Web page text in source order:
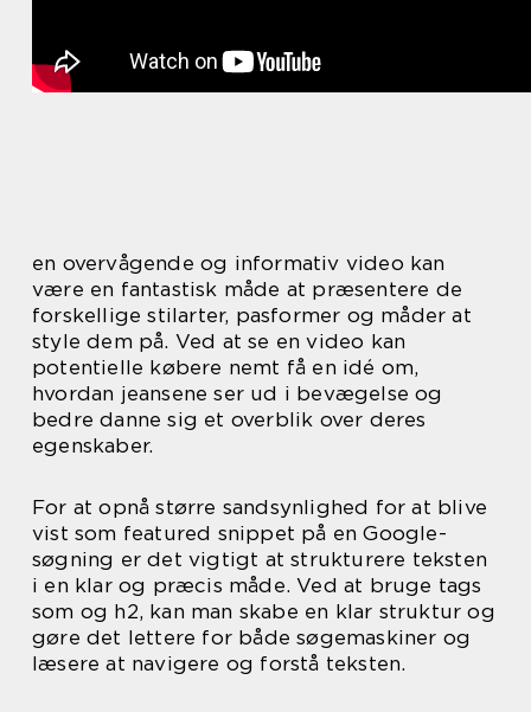
en overvågende og informativ video kan
være en fantastisk måde at præsentere de
forskellige stilarter, pasformer og måder at
style dem på. Ved at se en video kan
potentielle købere nemt få en idé om,
hvordan jeansene ser ud i bevægelse og
bedre danne sig et overblik over deres
egenskaber.
For at opnå større sandsynlighed for at blive
vist som featured snippet på en Google-
søgning er det vigtigt at strukturere teksten
i en klar og præcis måde. Ved at bruge tags
som og h2, kan man skabe en klar struktur og
gøre det lettere for både søgemaskiner og
læsere at navigere og forstå teksten.